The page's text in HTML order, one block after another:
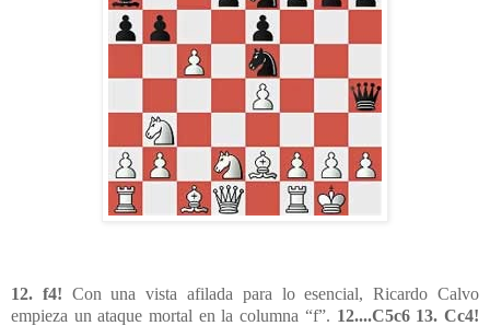
12. f4! Con una vista afilada para lo esencial, Ricardo Calvo
empieza un ataque mortal en la columna “f”. 12....C5c6 13. Cc4!